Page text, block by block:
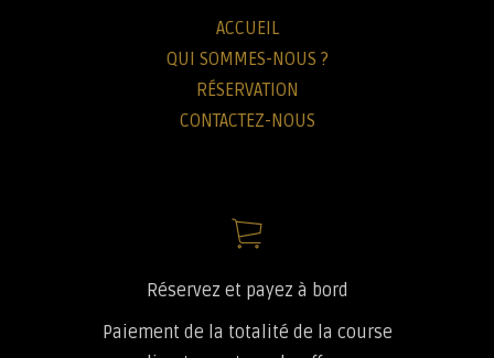
ACCUEIL
QUI SOMMES-NOUS ?
RÉSERVATION
CONTACTEZ-NOUS
Réservez et payez à bord
Paiement de la totalité de la course